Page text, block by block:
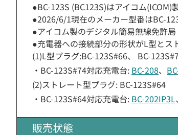
●BC-123S (BC123S)はアイコム(ICOM)
●2026/6/1現在のメーカー型番はBC-
●アイコム製のデジタル簡易無線免許
●充電器への接続部分の形状がL型とス
(1)L型プラグ:BC-123S#66、 BC-
・BC-123S#74対応充電台: BC-208、
(2)ストレート型プラグ: BC-123S#64
・BC-123S#64対応充電台: BC-202IP3L、
販売状態